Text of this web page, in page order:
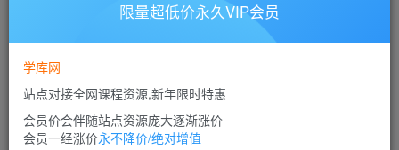
此内容为付费资源，请付费后查看
10
立即购买
限量超低价永久VIP会员
学库网
站点对接全网课程资源,新年限时特惠
会员价会伴随站点资源庞大逐渐涨价
会员一经涨价永不降价/绝对增值